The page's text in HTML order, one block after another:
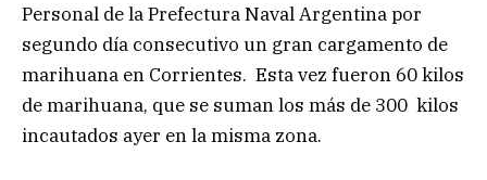
Personal de la Prefectura Naval Argentina por
segundo día consecutivo un gran cargamento de
marihuana en Corrientes. Esta vez fueron 60 kilos
de marihuana, que se suman los más de 300 kilos
incautados ayer en la misma zona.